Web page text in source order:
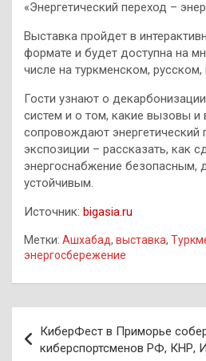
«Энергетический переход –
Выставка пройдет в
формате и будет доступна на
числе на туркменском,
Гости узнают о
систем и о том, какие вызовы и
сопровождают энергетический
экспозиции – рассказать, как
энергоснабжение безопасным,
устойчивым.
Источник: bigasia.ru
Метки: Ашхабад, выставка,
энергосбережение
по
КиберФест в Приморье
киберспортсменов РФ, КНР,